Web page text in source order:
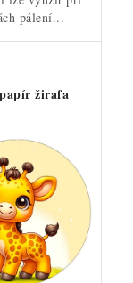
pálení...
žirafa